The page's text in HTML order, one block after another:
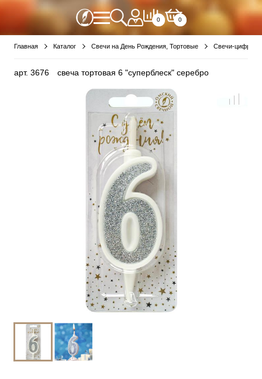
0 0
Главная Каталог Свечи на День Рождения, Тортовые Свечи-цифры
арт.3676 свеча тортовая 6 "суперблеск" серебро